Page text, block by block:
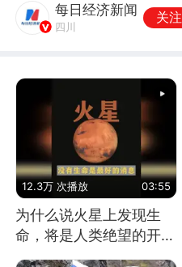
每日经济新闻
四川
关注
12.3万 次播放 03:55
为什么说火星上发现生
命，将是人类绝望的开
始？